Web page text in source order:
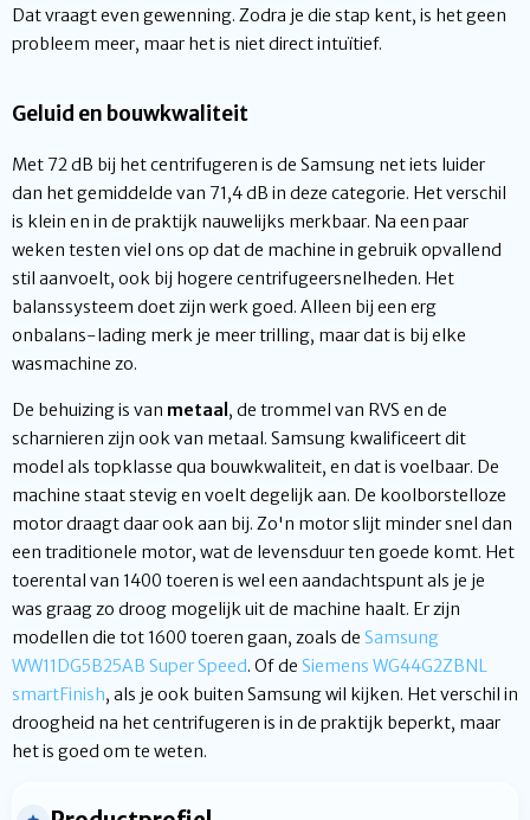
Dat vraagt even gewenning. Zodra je die stap kent, is het geen
probleem meer, maar het is niet direct intuïtief.
Geluid en bouwkwaliteit
Met 72 dB bij het centrifugeren is de Samsung net iets luider
dan het gemiddelde van 71,4 dB in deze categorie. Het verschil
is klein en in de praktijk nauwelijks merkbaar. Na een paar
weken testen viel ons op dat de machine in gebruik opvallend
stil aanvoelt, ook bij hogere centrifugeersnelheden. Het
balanssysteem doet zijn werk goed. Alleen bij een erg
onbalans-lading merk je meer trilling, maar dat is bij elke
wasmachine zo.
De behuizing is van metaal , de trommel van RVS en de
scharnieren zijn ook van metaal. Samsung kwalificeert dit
model als topklasse qua bouwkwaliteit, en dat is voelbaar. De
machine staat stevig en voelt degelijk aan. De koolborstelloze
motor draagt daar ook aan bij. Zo'n motor slijt minder snel dan
een traditionele motor, wat de levensduur ten goede komt. Het
toerental van 1400 toeren is wel een aandachtspunt als je je
was graag zo droog mogelijk uit de machine haalt. Er zijn
modellen die tot 1600 toeren gaan, zoals de Samsung
WW11DG5B25AB Super Speed. Of de Siemens WG44G2ZBNL
smartFinish, als je ook buiten Samsung wil kijken. Het verschil in
droogheid na het centrifugeren is in de praktijk beperkt, maar
het is goed om te weten.